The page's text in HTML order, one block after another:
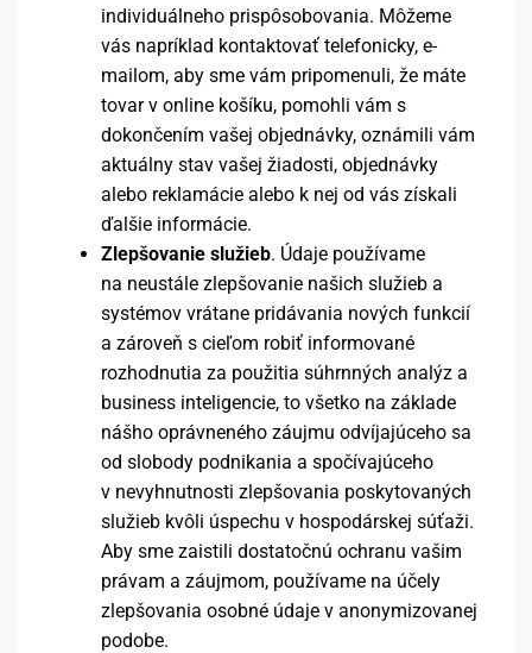
individuálneho prispôsobovania. Môžeme
vás napríklad kontaktovať telefonicky, e-
mailom, aby sme vám pripomenuli, že máte
tovar v online košíku, pomohli vám s
dokončením vašej objednávky, oznámili vám
aktuálny stav vašej žiadosti, objednávky
alebo reklamácie alebo k nej od vás získali
ďalšie informácie.
Zlepšovanie služieb. Údaje používame
na neustále zlepšovanie našich služieb a
systémov vrátane pridávania nových funkcií
a zároveň s cieľom robiť informované
rozhodnutia za použitia súhrnných analýz a
business inteligencie, to všetko na základe
nášho oprávneného záujmu odvíjajúceho sa
od slobody podnikania a spočívajúceho
v nevyhnutnosti zlepšovania poskytovaných
služieb kvôli úspechu v hospodárskej súťaži.
Aby sme zaistili dostatočnú ochranu vašim
právam a záujmom, používame na účely
zlepšovania osobné údaje v anonymizovanej
podobe.